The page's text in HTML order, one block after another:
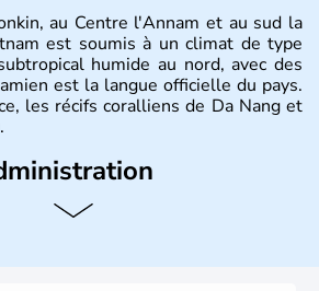
au Centre l'Annam et au sud la
est soumis à un climat de type
humide au nord, avec des
est la langue officielle du pays.
les récifs coralliens de Da Nang et
Est situé sur l'est de la péninsule